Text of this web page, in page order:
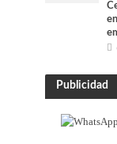
Publicidad